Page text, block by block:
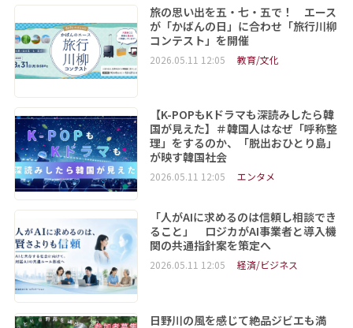
旅の思い出を五・七・五で！ エース
が「かばんの日」に合わせ「旅行川柳
コンテスト」を開催
2026.05.11 12:05 教育/文化
【K-POPもKドラマも深読みしたら韓
国が見えた】＃韓国人はなぜ「呼称整
理」をするのか、「脱出おひとり島」
が映す韓国社会
2026.05.11 12:05 エンタメ
「人がAIに求めるのは信頼し相談でき
ること」 ロジカがAI事業者と導入機
関の共通指針案を策定へ
2026.05.11 12:05 経済/ビジネス
日野川の風を感じて絶品ジビエも満